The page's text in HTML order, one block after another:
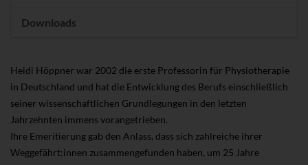
Downloads
Heidi Höppner war 2002 die erste Professorin für Physiotherapie
in Deutschland und hat die Entwicklung des Berufs einschließlich
seiner wissenschaftlichen Grundlegungen in den letzten
Jahrzehnten immens vorangetrieben.
Ihre Emeritierung gab den Anlass, dass sich zahlreiche ihrer
Weggefährt:innen zusammengefunden haben, um 25 Jahre